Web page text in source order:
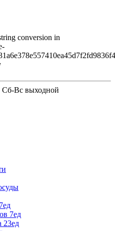
conversion in
Сб-Вс выходной
7ед
23ед